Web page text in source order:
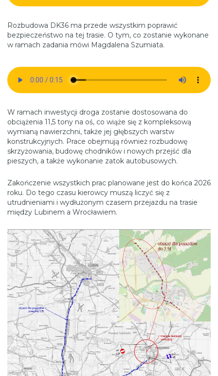
Rozbudowa DK36 ma przede wszystkim poprawić
bezpieczeństwo na tej trasie. O tym, co zostanie wykonane
w ramach zadania mówi Magdalena Szumiata.
W ramach inwestycji droga zostanie dostosowana do
obciążenia 11,5 tony na oś, co wiąże się z kompleksową
wymianą nawierzchni, także jej głębszych warstw
konstrukcyjnych. Prace obejmują również rozbudowę
skrzyżowania, budowę chodników i nowych przejść dla
pieszych, a także wykonanie zatok autobusowych.
Zakończenie wszystkich prac planowane jest do końca 2026
roku. Do tego czasu kierowcy muszą liczyć się z
utrudnieniami i wydłużonym czasem przejazdu na trasie
między Lubinem a Wrocławiem.